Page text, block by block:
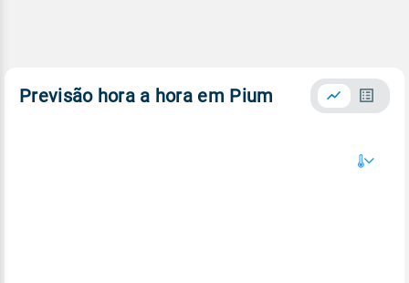
Previsão hora a hora em Pium